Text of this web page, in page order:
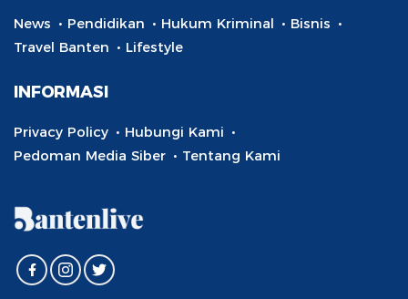
News Pendidikan Hukum Kriminal
Bisnis
Travel Banten
Lifestyle
INFORMASI
Privacy Policy
Hubungi Kami
Pedoman Media Siber
Tentang Kami